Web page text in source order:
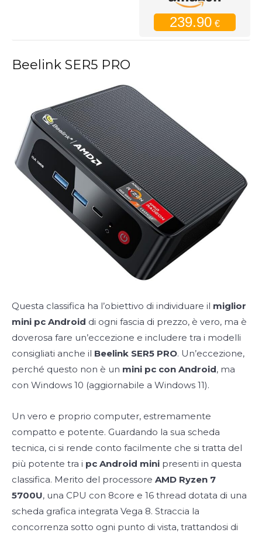
239.90 €
Beelink SER5 PRO
Questa classifica ha l’obiettivo di individuare il miglior
mini pc Android di ogni fascia di prezzo, è vero, ma è
doverosa fare un’eccezione e includere tra i modelli
consigliati anche il Beelink SER5 PRO. Un’eccezione,
perché questo non è un mini pc con Android, ma
con Windows 10 (aggiornabile a Windows 11).
Un vero e proprio computer, estremamente
compatto e potente. Guardando la sua scheda
tecnica, ci si rende conto facilmente che si tratta del
più potente tra i pc Android mini presenti in questa
classifica. Merito del processore AMD Ryzen 7
5700U, una CPU con 8core e 16 thread dotata di una
scheda grafica integrata Vega 8. Straccia la
concorrenza sotto ogni punto di vista, trattandosi di